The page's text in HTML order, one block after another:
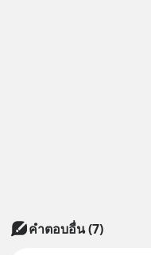
คำตอบอื่น(7)